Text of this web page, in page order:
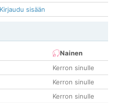
Kirjaudu sisään
Nainen
Kerron sinulle
Kerron sinulle
Kerron sinulle